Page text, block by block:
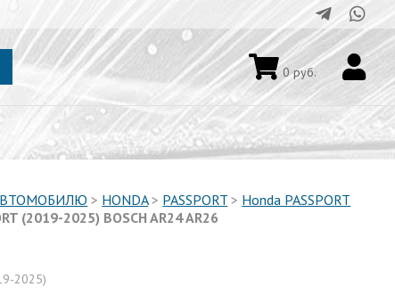
0руб.
> HONDA> PASSPORT > Honda PASSPORT
(2019-2025) BOSCH AR24 AR26
2025)